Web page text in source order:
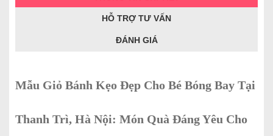
HỖ TRỢ TƯ VẤN
ĐÁNH GIÁ
Mẫu Giỏ Bánh Kẹo Đẹp Cho Bé Bóng Bay Tại
Thanh Trì, Hà Nội: Món Quà Đáng Yêu Cho